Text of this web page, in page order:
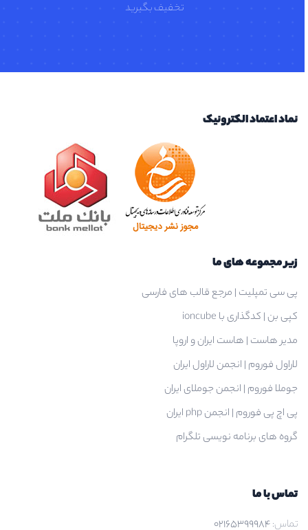
تخفیف بگیرید
نماد اعتماد الکترونیک
زیر مجموعه های ما
پی سی تمپلیت | مرجع قالب های فارسی
کپی بن | کدگذاری با ioncube
مدیر هاست | هاست ایران و اروپا
لاراول فوروم | انجمن لاراول ایران
جوملا فوروم | انجمن جوملای ایران
پی اچ پی فوروم | انجمن php ایران
گروه های برنامه نویسی تلگرام
تماس با ما
تماس:02165399984